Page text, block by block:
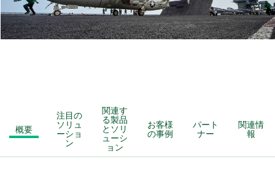
概要
注目の
ソリュ
ーショ
ン
関連す
る製品
とソリ
ューシ
ョン
お客様
の事例
パート
ナー
関連情
報